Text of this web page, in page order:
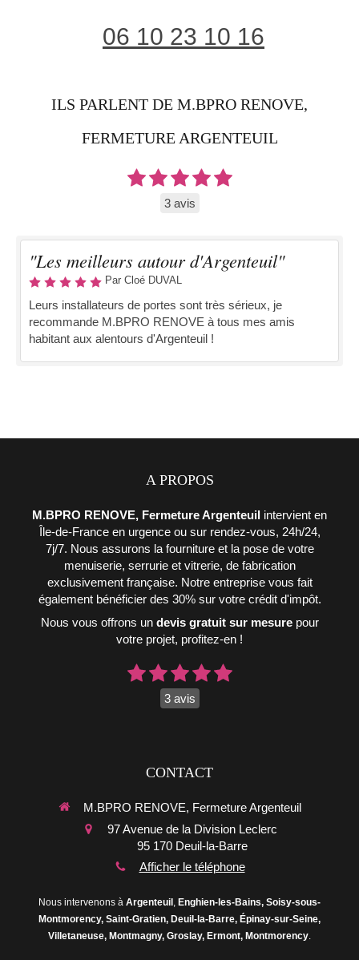
06 10 23 10 16
ILS PARLENT DE M.BPRO RENOVE,
FERMETURE ARGENTEUIL
3 avis
"Les meilleurs autour d'Argenteuil"
Par Cloé DUVAL
Leurs installateurs de portes sont très sérieux, je
recommande M.BPRO RENOVE à tous mes amis
habitant aux alentours d'Argenteuil !
A PROPOS
M.BPRO RENOVE, Fermeture Argenteuil intervient en
Île-de-France en urgence ou sur rendez-vous, 24h/24,
7j/7. Nous assurons la fourniture et la pose de votre
menuiserie, serrurie et vitrerie, de fabrication
exclusivement française. Notre entreprise vous fait
également bénéficier des 30% sur votre crédit d'impôt.
Nous vous offrons un devis gratuit sur mesure pour
votre projet, profitez-en !
3 avis
CONTACT
M.BPRO RENOVE, Fermeture Argenteuil
97 Avenue de la Division Leclerc
95 170 Deuil-la-Barre
Afficher le téléphone
Nous intervenons à Argenteuil Enghien-les-Bains, Soisy-sous-
Montmorency, Saint-Gratien, Deuil-la-Barre, Épinay-sur-Seine,
Villetaneuse, Montmagny, Groslay, Ermont, Montmorency